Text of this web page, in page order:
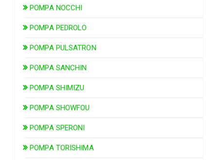
POMPA NOCCHI
POMPA PEDROLO
POMPA PULSATRON
POMPA SANCHIN
POMPA SHIMIZU
POMPA SHOWFOU
POMPA SPERONI
POMPA TORISHIMA